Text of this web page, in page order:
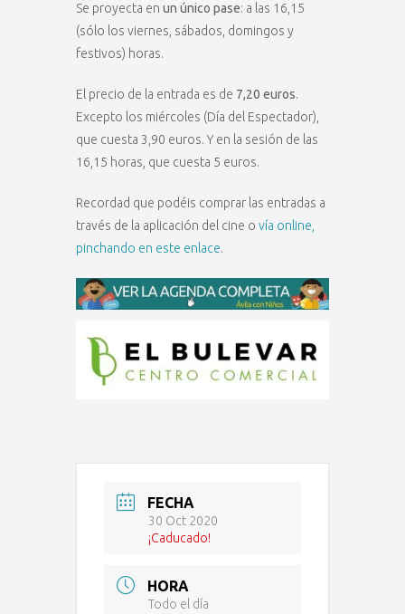
Se proyecta en un único pase: a las 16,15
(sólo los viernes, sábados, domingos y
festivos) horas.
El precio de la entrada es de 7,20 euros.
Excepto los miércoles (Día del Espectador),
que cuesta 3,90 euros. Y en la sesión de las
16,15 horas, que cuesta 5 euros.
Recordad que podéis comprar las entradas a
través de la aplicación del cine o vía online,
pinchando en este enlace.
FECHA
30 Oct 2020
¡Caducado!
HORA
Todo el día